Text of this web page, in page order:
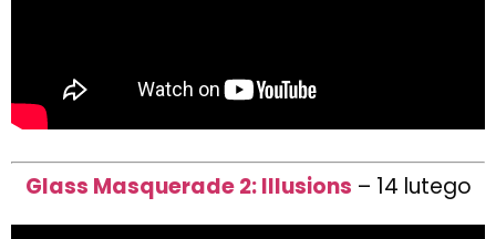
Glass Masquerade 2: Illusions – 14 lutego